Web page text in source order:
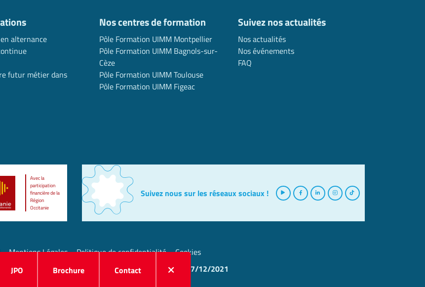
de confidentialité, en garantissant la conformité avec les réglementations. Personnalisez vos préférences pour
JPO Brochure Contact
alternance
futur métier dans
Nos centres de formation
Pôle Formation UIMM Montpellier
Pôle Formation UIMM Bagnols-sur-
Cèze
Pôle Formation UIMM Toulouse
Pôle Formation UIMM Figeac
Suivez nos actualités
Nos actualités
Nos événements
FAQ
Avec la
participation
financière de la
Région
Occitanie
Suivez nous sur les réseaux sociaux !
Mentions Légales Politique de confidentialité
Cookies
by Visions Nouvelles 2023 ! Dernière mise à jour : 17/12/2021